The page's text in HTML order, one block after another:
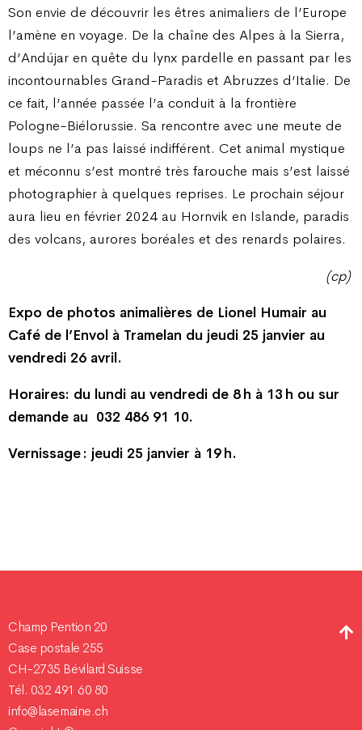
Son envie de découvrir les êtres animaliers de l’Europe
l’amène en voyage. De la chaîne des Alpes à la Sierra,
d’Andújar en quête du lynx pardelle en passant par les
incontournables Grand-Paradis et Abruzzes d’Italie. De
ce fait, l’année passée l’a conduit à la frontière
Pologne-Biélorussie. Sa rencontre avec une meute de
loups ne l’a pas laissé indifférent. Cet animal mystique
et méconnu s’est montré très farouche mais s’est laissé
photographier à quelques reprises. Le prochain séjour
aura lieu en février 2024 au Hornvik en Islande, paradis
des volcans, aurores boréales et des renards polaires.
(cp)
Expo de photos animalières de Lionel Humair au
Café de l’Envol à Tramelan du jeudi 25 janvier au
vendredi 26 avril.
Horaires: du lundi au vendredi de 8 h à 13 h ou sur
demande au 032 486 91 10.
Vernissage : jeudi 25 janvier à 19 h.
Champ Pention 20
Case postale 255
CH-2735 Bévilard Suisse
Tél. 032 491 60 80
info@lasemaine.ch